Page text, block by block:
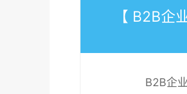
【 B2B企
B2B企